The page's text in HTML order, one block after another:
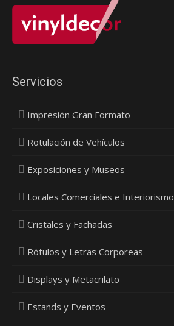
Servicios
Impresión Gran Formato
Rotulación de Vehículos
Exposiciones y Museos
Locales Comerciales e Interiorismo
Cristales y Fachadas
Rótulos y Letras Corporeas
Displays y Metacrilato
Estands y Eventos